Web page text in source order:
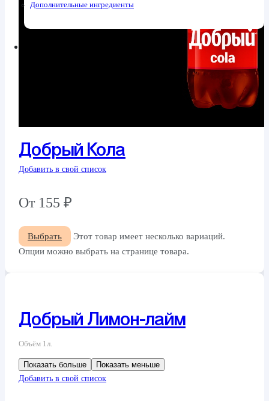
Дополнительные ингредиенты
Добрый Кола
Добавить в свой список
От 155 ₽
Выбрать
Этот товар имеет несколько вариаций.
Опции можно выбрать на странице товара.
Добрый Лимон-лайм
Объём 1л.
Показать больше
Показать меньше
Добавить в свой список